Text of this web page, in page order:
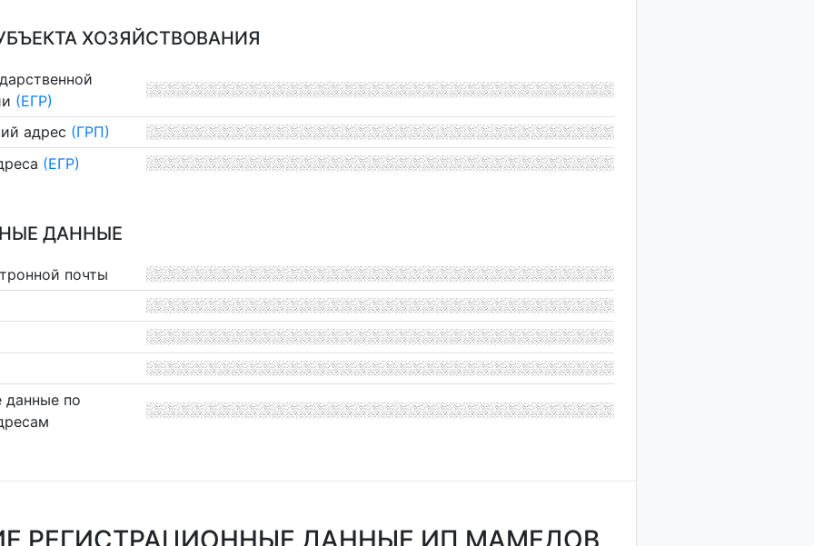
ХОЗЯЙСТВОВАНИЯ
(ЕГР)
адрес (ГРП)
(ЕГР)
ДАННЫЕ
почты
данные по
РЕГИСТРАЦИОННЫЕ ДАННЫЕ ИП МАМЕДОВ